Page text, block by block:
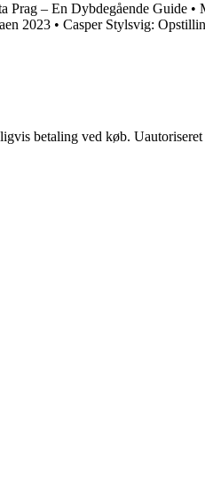
Prag – En Dybdegående Guide •
2023 • Casper Stylsvig:
betaling ved køb.